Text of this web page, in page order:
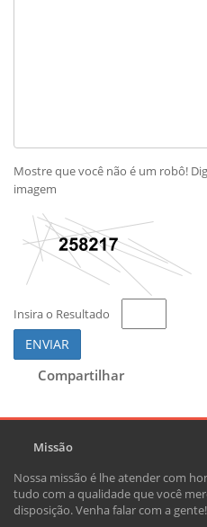
Mostre que você não é um robô!
imagem
Insira o Resultado
ENVIAR
Compartilhar
Missão
Nossa missão é lhe atender com
tudo com a qualidade que você
disposição. Venha falar com a gente!